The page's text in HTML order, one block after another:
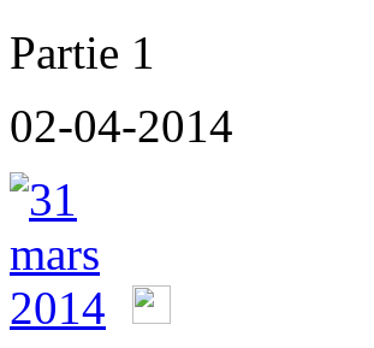
Partie 1
02-04-2014